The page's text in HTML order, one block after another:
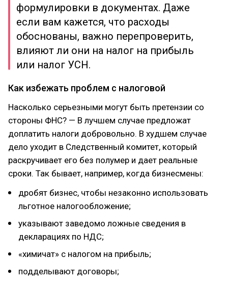
формулировки в документах. Даже
если вам кажется, что расходы
обоснованы, важно перепроверить,
влияют ли они на налог на прибыль
или налог УСН.
Как избежать проблем с налоговой
Насколько серьезными могут быть претензии со
стороны ФНС? — В лучшем случае предложат
доплатить налоги добровольно. В худшем случае
дело уходит в Следственный комитет, который
раскручивает его без полумер и дает реальные
сроки. Так бывает, например, когда бизнесмены:
дробят бизнес, чтобы незаконно использовать
льготное налогообложение;
указывают заведомо ложные сведения в
декларациях по НДС;
«химичат» с налогом на прибыль;
подделывают договоры;